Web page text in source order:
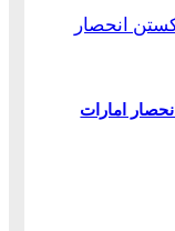
امارات